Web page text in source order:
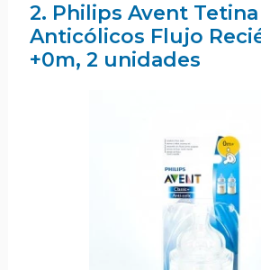
2. Philips Avent Tetina
Anticólicos Flujo
+0m, 2 unidades